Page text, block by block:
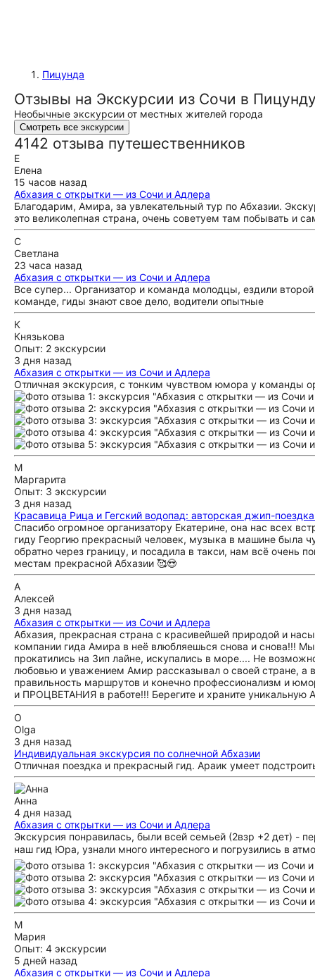
Пицунда
Отзывы на Экскурсии из Сочи в
Необычные экскурсии от местных жителей города
Смотреть все экскурсии
4142 отзыва путешественников
Е
Елена
15 часов назад
Абхазия с открытки — из Сочи и Адлера
Благодарим, Амира, за увлекательный тур по Абхазии.
это великолепная страна, очень советуем там побывать и
С
Светлана
23 часа назад
Абхазия с открытки — из Сочи и Адлера
Все супер... Организатор и команда молодцы, ездили
команде, гиды знают свое дело, водители опытные
К
Князькова
Опыт: 2 экскурсии
3 дня назад
Абхазия с открытки — из Сочи и Адлера
Отличная экскурсия, с тонким чувством юмора у команды
М
Маргарита
Опыт: 3 экскурсии
3 дня назад
Красавица Рица и Гегский водопад: авторская джип-
Спасибо огромное организатору Екатерине, она нас всех
гиду Георгию прекрасный человек, музыка в машине была
обратно через границу, и посадила в такси, нам всё очень
местам прекрасной Абхазии 🥰😍
А
Алексей
3 дня назад
Абхазия с открытки — из Сочи и Адлера
Абхазия, прекрасная страна с красивейшей природой и
компании гида Амира в неё влюбляешься снова и снова!!!
прокатились на Зип лайне, искупались в море.... Не
любовью и уважением Амир рассказывал о своей стране, а
правильность маршрутов и конечно профессионализм и
и ПРОЦВЕТАНИЯ в работе!!! Берегите и храните уникальную
O
Olga
3 дня назад
Индивидуальная экскурсия по солнечной Абхазии
Отличная поездка и прекрасный гид. Араик умеет
Анна
4 дня назад
Абхазия с открытки — из Сочи и Адлера
Экскурсия понравилась, были всей семьей (2взр +2 дет) -
наш гид Юра, узнали много интересного и погрузились в
М
Мария
Опыт: 4 экскурсии
5 дней назад
Абхазия с открытки — из Сочи и Адлера